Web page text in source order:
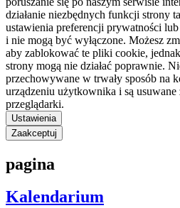
działanie niezbędnych funkcji strony
ustawienia preferencji prywatności
i nie mogą być wyłączone. Możesz
aby zablokować te pliki cookie,
strony mogą nie działać poprawnie.
przechowywane w trwały sposób na
urządzeniu użytkownika i są
przeglądarki.
Ustawienia
Zaakceptuj
pagina
Kalendarium